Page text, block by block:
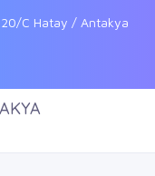
C Hatay / Antakya